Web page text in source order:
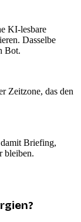
KI-lesbare
Dasselbe
Bot.
Zeitzone, das den
Briefing,
bleiben.